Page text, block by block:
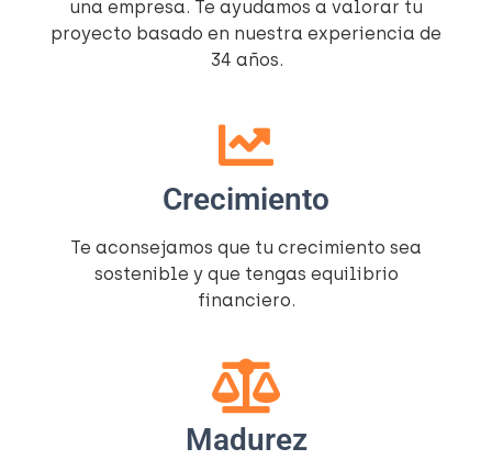
una empresa. Te ayudamos a valorar tu
proyecto basado en nuestra experiencia de
34 años.
Crecimiento
Te aconsejamos que tu crecimiento sea
sostenible y que tengas equilibrio
financiero.
Madurez